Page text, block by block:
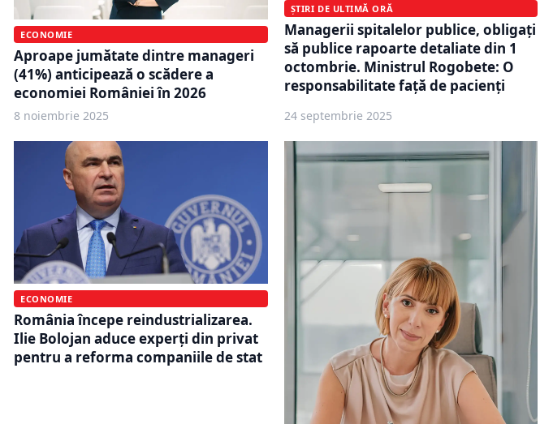
ECONOMIE
Aproape jumătate dintre manageri
(41%) anticipează o scădere a
economiei României în 2026
8 noiembrie 2025
ȘTIRI DE ULTIMĂ ORĂ
Managerii spitalelor publice, obligați
să publice rapoarte detaliate din 1
octombrie. Ministrul Rogobete: O
responsabilitate față de pacienți
24 septembrie 2025
ECONOMIE
România începe reindustrializarea.
Ilie Bolojan aduce experți din privat
pentru a reforma companiile de stat